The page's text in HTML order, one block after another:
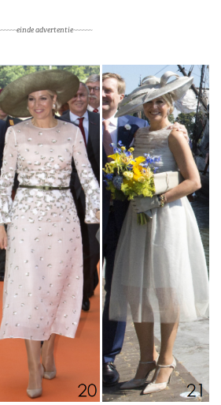
advertentie~~~~~~